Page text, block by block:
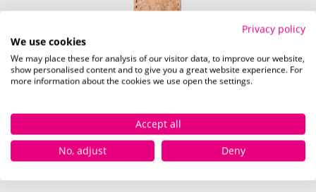
Privacy policy
We use cookies
We may place these for analysis of our visitor data, to improve our website,
show personalised content and to give you a great website experience. For
more information about the cookies we use open the settings.
Accept all
No, adjust
Deny